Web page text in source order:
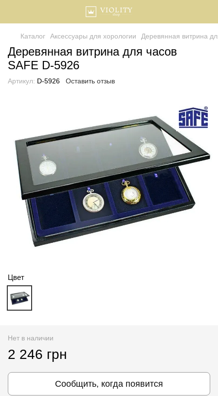
Каталог Аксессуары для хорологии Деревянная витрина
Деревянная витрина для часов
SAFE D-5926
Артикул: D-5926 Оставить отзыв
Цвет
Нет в наличии
2 246 грн
Сообщить, когда появится